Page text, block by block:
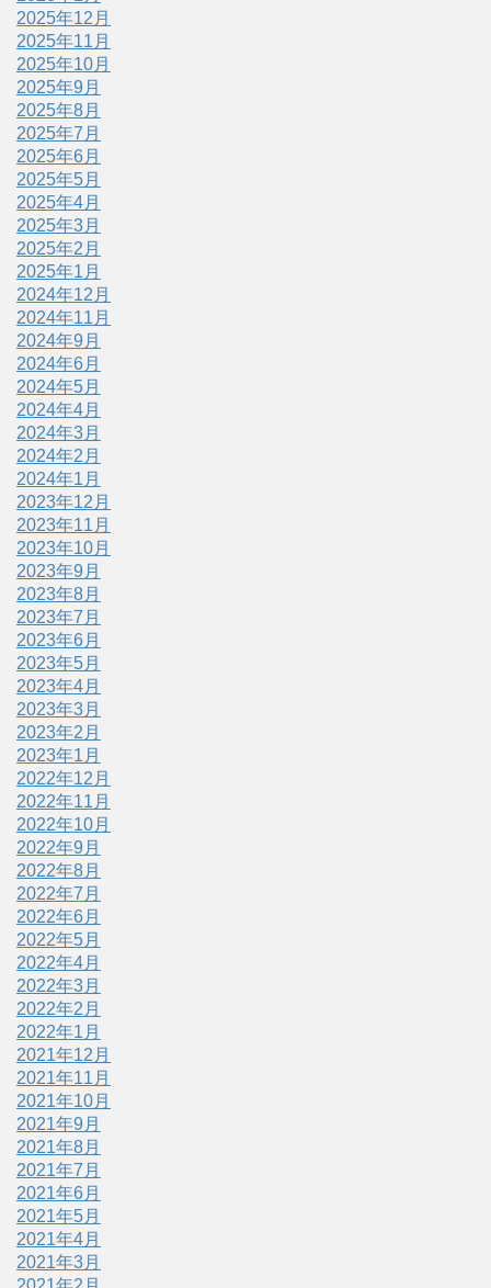
2025年12月
2025年11月
2025年10月
2025年9月
2025年8月
2025年7月
2025年6月
2025年5月
2025年4月
2025年3月
2025年2月
2025年1月
2024年12月
2024年11月
2024年9月
2024年6月
2024年5月
2024年4月
2024年3月
2024年2月
2024年1月
2023年12月
2023年11月
2023年10月
2023年9月
2023年8月
2023年7月
2023年6月
2023年5月
2023年4月
2023年3月
2023年2月
2023年1月
2022年12月
2022年11月
2022年10月
2022年9月
2022年8月
2022年7月
2022年6月
2022年5月
2022年4月
2022年3月
2022年2月
2022年1月
2021年12月
2021年11月
2021年10月
2021年9月
2021年8月
2021年7月
2021年6月
2021年5月
2021年4月
2021年3月